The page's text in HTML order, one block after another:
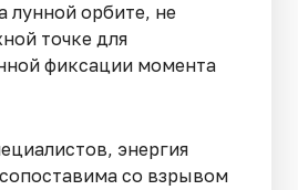
лунной орбите, не
точке для
фиксации момента
энергия
со взрывом